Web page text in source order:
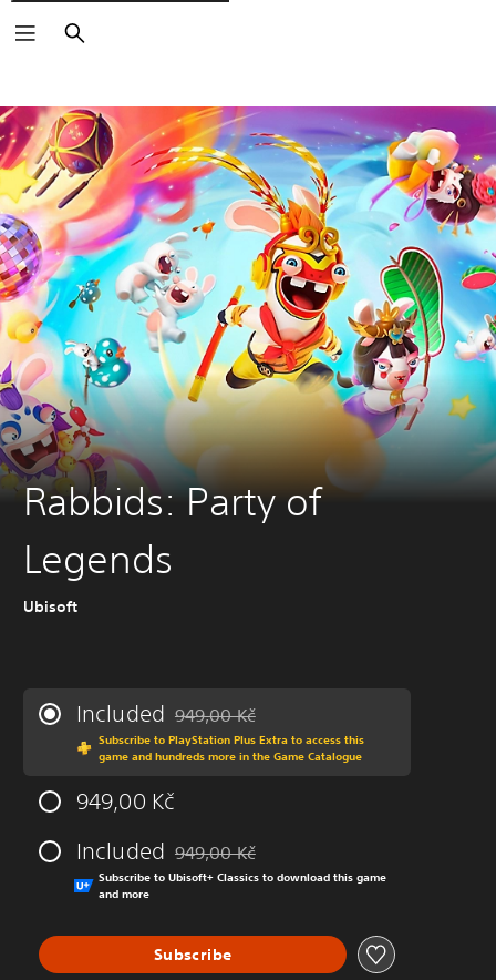
Vyhledat
Rabbids: Party of
Legends
Ubisoft
Included Discounted from original price of 949,00 Kč
949,00 Kč
Subscribe to PlayStation Plus Extra to access this
game and hundreds more in the Game Catalogue
949,00 Kč
Included
Discounted from original price of 949,00 Kč
949,00 Kč
Subscribe to Ubisoft+ Classics to download this game
and more
Subscribe